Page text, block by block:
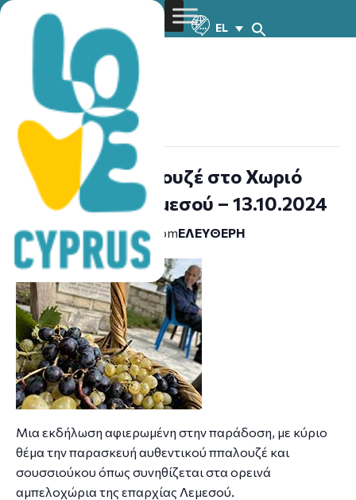
EL
« All Events
This event has passed.
Εκδήλωση Ππαλουζέ στο Χωριό
Άγιος Μάμας Λεμεσού – 13.10.2024
October 13, 2024 @ 1:30 pmΕΛΕΎΘΕΡΗ
Μια εκδήλωση αφιερωμένη στην παράδοση, με κύριο
θέμα την παρασκευή αυθεντικού ππαλουζέ και
σουσσιούκου όπως συνηθίζεται στα ορεινά
αμπελοχώρια της επαρχίας Λεμεσού.